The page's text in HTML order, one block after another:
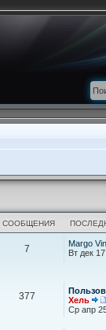
СООБЩЕНИЯ
7
Margo
Вт дек
377
Хель
Ср апр